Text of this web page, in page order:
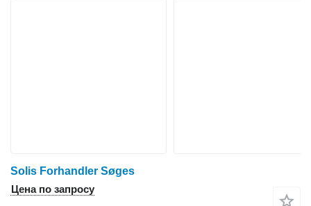
Solis Forhandler Søges
Цена по запросу